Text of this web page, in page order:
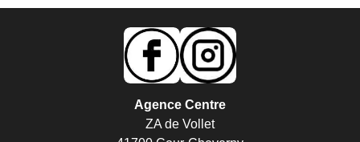
Agence Centre
ZA de Vollet